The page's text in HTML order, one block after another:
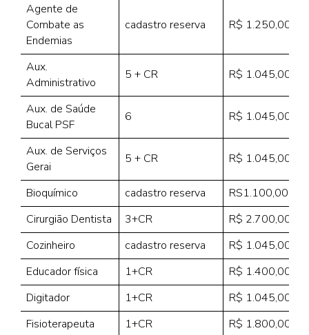
Agente de
Combate as
Endemias
cadastro reserva R$ 1.250,00
Aux.
Administrativo
5 + CR R$ 1.045,00
Aux. de Saúde
Bucal PSF
6 R$ 1.045,00
Aux. de Serviços
Gerai
5 + CR R$ 1.045,00
Bioquímico cadastro reserva
RS1.100,00
Cirurgião Dentista
3+CR
R$ 2.700,00
Cozinheiro
cadastro reserva
R$ 1.045,00
Educador física
1+CR
R$ 1.400,00
Digitador
1+CR
R$ 1.045,00
Fisioterapeuta
1+CR
R$ 1.800,00